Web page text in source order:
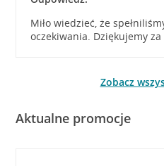
Miło wiedzieć, że
oczekiwania. Dziękujemy za
Zobacz
Aktualne promocje